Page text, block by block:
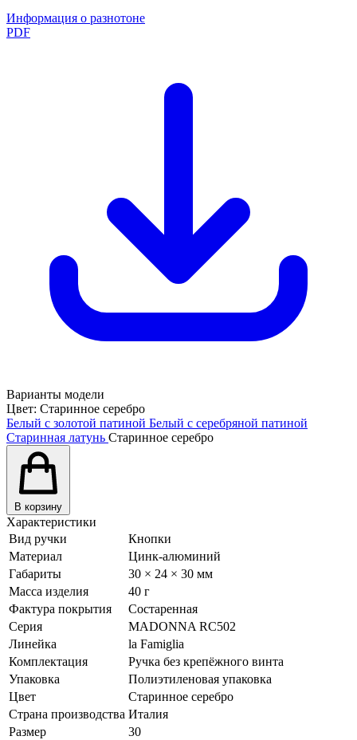
Информация о разнотоне
PDF
Варианты модели
Цвет: Старинное серебро
Белый с золотой патиной Белый с серебряной патиной
Старинная латунь Старинное серебро
В корзину
Характеристики
Вид ручки
Кнопки
Материал
Цинк-алюминий
Габариты
30 × 24 × 30 мм
Масса изделия
40 г
Фактура покрытия
Состаренная
Серия
MADONNA RC502
Линейка
la Famiglia
Комплектация
Ручка без крепёжного винта
Упаковка
Полиэтиленовая упаковка
Цвет
Старинное серебро
Страна производства Италия
Размер
30